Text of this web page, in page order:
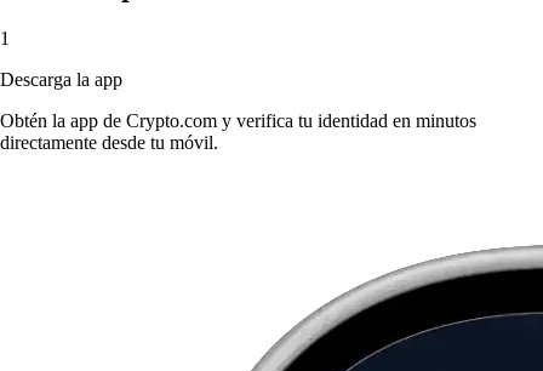
1
Descarga la app
Obtén la app de Crypto.com y verifica tu identidad en minutos
directamente desde tu móvil.